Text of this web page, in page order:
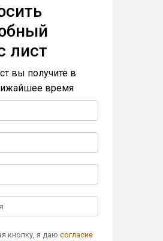
лист
вы получите в
время
кнопку, я даюсогласие